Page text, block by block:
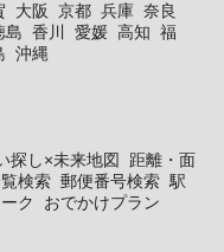
大阪 京都 兵庫 奈良
島 香川 愛媛 高知 福
沖縄
探し×未来地図
距離・面
検索 郵便番号検索 駅
ク おでかけプラン